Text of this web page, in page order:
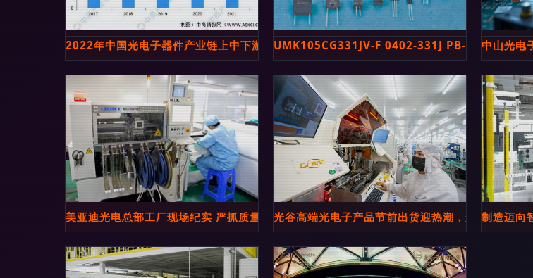
2022年中国光电子器件产业链上中下游市场分析UMK105CG331JV-F 0402-331J PB-FREE产品资
中山光电
美亚迪光电总部工厂现场纪实 严抓质量，铸就光电子器件新标杆光谷高端光电子产品节前出货迎热潮，光电子器件
制造迈向